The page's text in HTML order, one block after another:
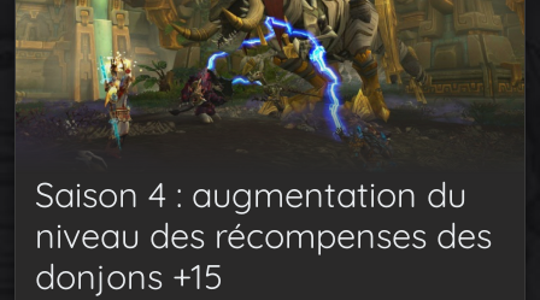
Saison 4 : augmentation du
niveau des récompenses des
donjons +15